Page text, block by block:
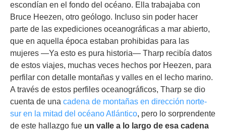
escondían en el fondo del océano. Ella trabajaba con
Bruce Heezen, otro geólogo. Incluso sin poder hacer
parte de las expediciones oceanográficas a mar abierto,
que en aquella época estaban prohibidas para las
mujeres —Ya esto es pura historia— Tharp recibía datos
de estos viajes, muchas veces hechos por Heezen, para
perfilar con detalle montañas y valles en el lecho marino.
A través de estos perfiles oceanográficos, Tharp se dio
cuenta de una cadena de montañas en dirección norte-
sur en la mitad del océano Atlántico, pero lo sorprendente
de este hallazgo fue un valle a lo largo de esa cadena